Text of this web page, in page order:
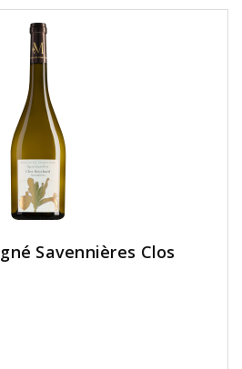
Savennières Clos